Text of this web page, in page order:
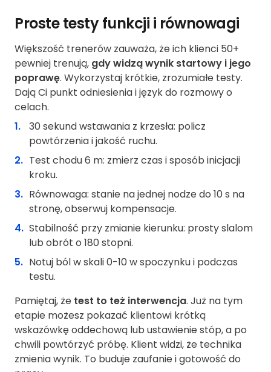
Proste testy funkcji i równowagi
Większość trenerów zauważa, że ich klienci 50+
pewniej trenują, gdy widzą wynik startowy i jego
poprawę. Wykorzystaj krótkie, zrozumiałe testy.
Dają Ci punkt odniesienia i język do rozmowy o
celach.
30 sekund wstawania z krzesła: policz
powtórzenia i jakość ruchu.
Test chodu 6 m: zmierz czas i sposób inicjacji
kroku.
Równowaga: stanie na jednej nodze do 10 s na
stronę, obserwuj kompensacje.
Stabilność przy zmianie kierunku: prosty slalom
lub obrót o 180 stopni.
Notuj ból w skali 0-10 w spoczynku i podczas
testu.
Pamiętaj, że test to też interwencja. Już na tym
etapie możesz pokazać klientowi krótką
wskazówkę oddechową lub ustawienie stóp, a po
chwili powtórzyć próbę. Klient widzi, że technika
zmienia wynik. To buduje zaufanie i gotowość do